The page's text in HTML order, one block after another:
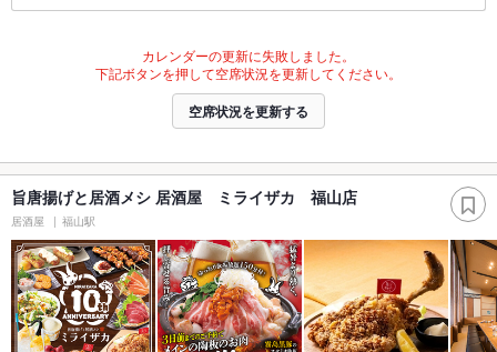
カレンダーの更新に失敗しました。
下記ボタンを押して空席状況を更新してください。
空席状況を更新する
旨唐揚げと居酒メシ 居酒屋 ミライザカ 福山店
居酒屋 福山駅